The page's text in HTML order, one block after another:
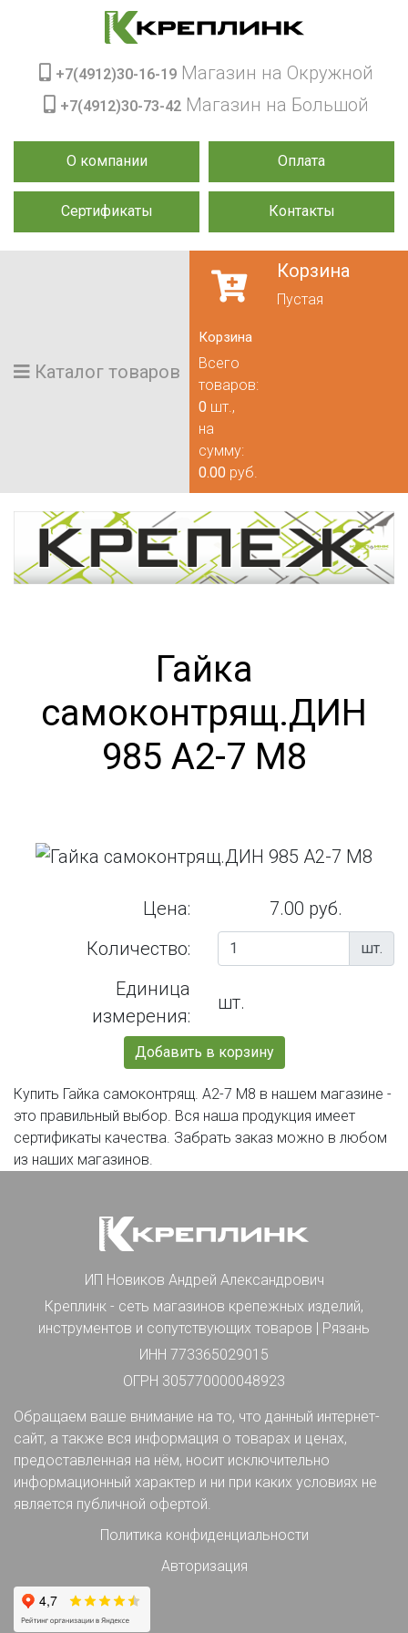
О компании Оплата
Сертификаты Контакты
+7(4912)30-16-19 Магазин на Окружной
+7(4912)30-73-42 Магазин на Большой
Каталог товаров
Корзина
Пустая
Корзина
Всего
товаров:
0 шт.,
на
сумму:
0.00 руб.
Гайка
самоконтрящ.ДИН
985 А2-7 М8
Цена:
7.00 руб.
Количество:
шт.
Единица
измерения:
шт.
Добавить в корзину
Купить Гайка самоконтрящ. А2-7 М8 в нашем магазине -
это правильный выбор. Вся наша продукция имеет
сертификаты качества. Забрать заказ можно в любом
из наших магазинов.
ИП Новиков Андрей Александрович
Креплинк - сеть магазинов крепежных изделий,
инструментов и сопутствующих товаров | Рязань
ИНН 773365029015
ОГРН 305770000048923
Обращаем ваше внимание на то, что данный интернет-
сайт, а также вся информация о товарах и ценах,
предоставленная на нём, носит исключительно
информационный характер и ни при каких условиях не
является публичной офертой.
Политика конфиденциальности
Авторизация